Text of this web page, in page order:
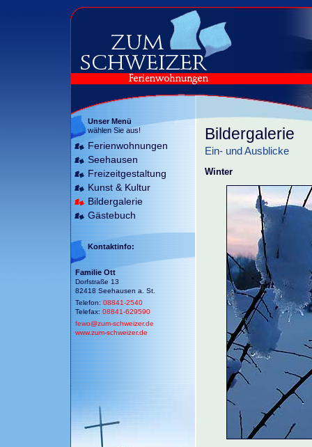
Unser Menü
wählen Sie aus!
Ferienwohnungen
Seehausen
Freizeitgestaltung
Kunst & Kultur
Bildergalerie
Gästebuch
Kontaktinfo:
Familie Ott
Dorfstraße 13
82418 Seehausen a. St.
Telefon:08841-2540
Telefax:08841-629590
fewo@zum-schweizer.de
www.zum-schweizer.de
Bildergalerie
Ein- und Ausblicke
Winter